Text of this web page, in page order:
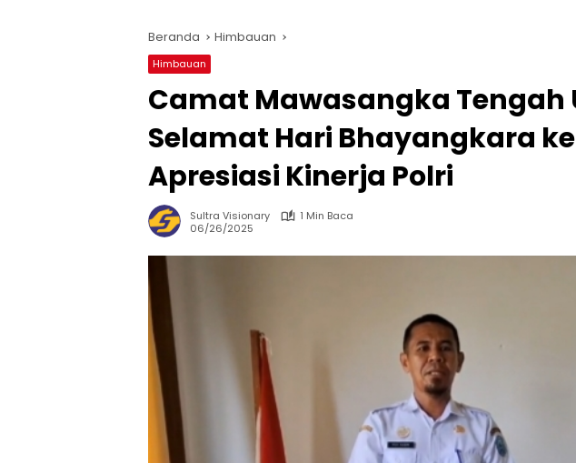
Beranda Himbauan
Himbauan
Camat Mawasangka Tengah
Selamat Hari Bhayangkara
Apresiasi Kinerja Polri
Sultra Visionary
1 Min Baca
06/26/2025